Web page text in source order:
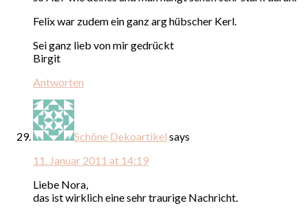
Felix war zudem ein ganz arg hübscher Kerl.
Sei ganz lieb von mir gedrückt
Birgit
Antworten
Schöne Dekoartikel says
11. Januar 2011 at 14:19
Liebe Nora,
das ist wirklich eine sehr traurige Nachricht.